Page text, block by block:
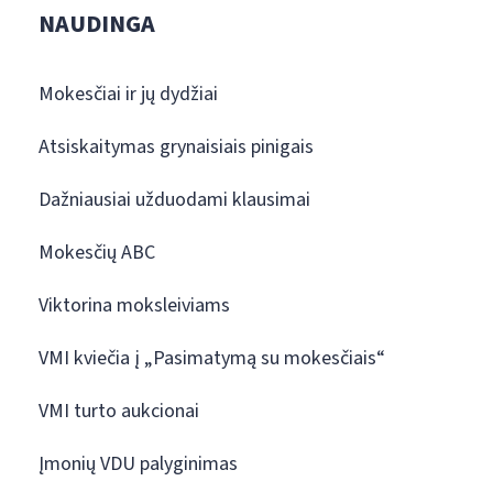
NAUDINGA
Mokesčiai ir jų dydžiai
Atsiskaitymas grynaisiais pinigais
Dažniausiai užduodami klausimai
Mokesčių ABC
Viktorina moksleiviams
VMI kviečia į „Pasimatymą su mokesčiais“
VMI turto aukcionai
Įmonių VDU palyginimas